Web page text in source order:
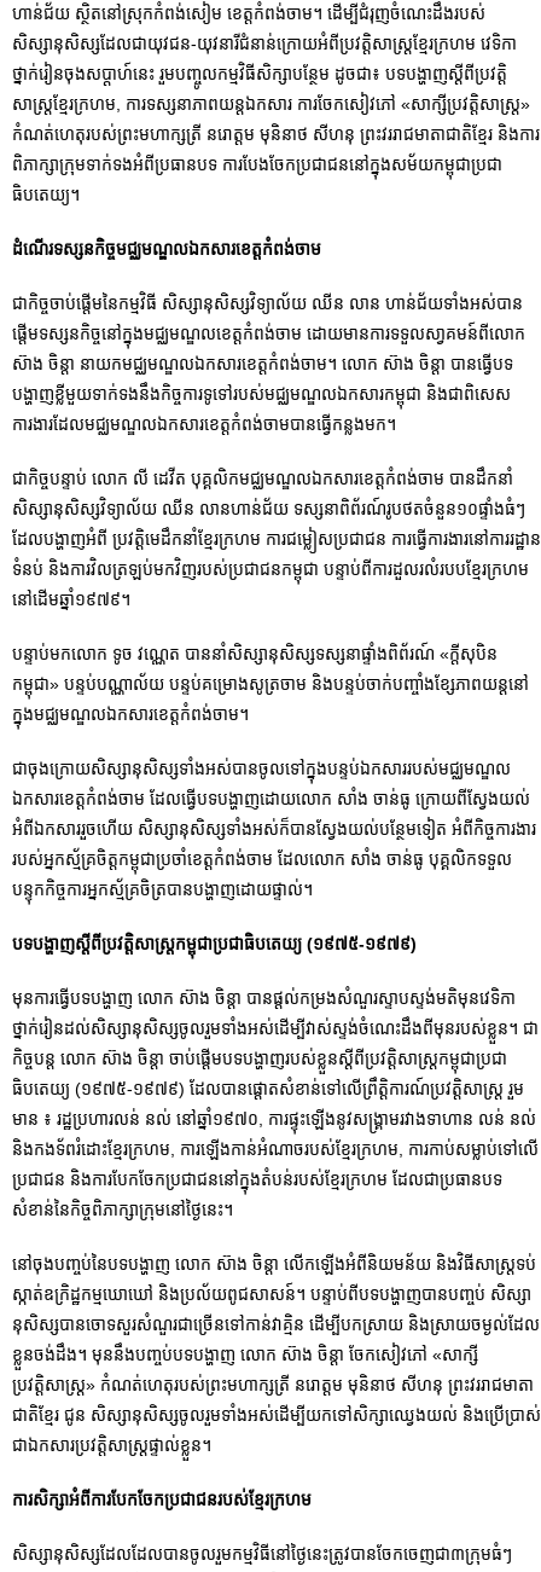
ហាន់ជ័យ ស្ថិតនៅស្រុកកំពង់សៀម ខេត្តកំពង់ចាម។ ដើម្បីជំរុញចំណេះដឹងរបស់
សិស្សានុសិស្សដែលជាយុវជន-យុវនារីជំនាន់ក្រោយអំពីប្រវត្តិសាស្រ្តខ្មែរក្រហម វេទិកា
ថ្នាក់រៀនចុងសប្ដាហ៍នេះ រួមបញ្ចូលកម្មវិធីសិក្សាបន្ថែម ដូចជា៖ បទបង្ហាញស្ដីពីប្រវត្តិ
សាស្រ្តខ្មែរក្រហម, ការទស្សនាភាពយន្តឯកសារ ការចែកសៀវភៅ «សាក្សីប្រវត្តិសាស្ត្រ»
កំណត់ហេតុរបស់ព្រះមហាក្សត្រី នរោត្តម មុនិនាថ សីហនុ ព្រះវររាជមាតាជាតិខ្មែរ និងការ
ពិភាក្សាក្រុមទាក់ទងអំពីប្រធានបទ ការបែងចែកប្រជាជននៅក្នុងសម័យកម្ពុជាប្រជា
ធិបតេយ្យ។
ដំណើរទស្សនកិច្ចមជ្ឈមណ្ឌលឯកសារខេត្តកំពង់ចាម
ជាកិច្ចចាប់ផ្តើមនៃកម្មវិធី សិស្សានុសិស្សវិទ្យាល័យ ឈីន លាន ហាន់ជ័យទាំងអស់បាន
ផ្តើមទស្សនកិច្ចនៅក្នុងមជ្ឈមណ្ឌលខេត្តកំពង់ចាម ដោយមានការទទួលសា្វគមន៍ពីលោក
ស៊ាង ចិន្តា នាយកមជ្ឈមណ្ឌលឯកសារខេត្តកំពង់ចាម។ លោក ស៊ាង ចិន្តា បានធ្វើបទ
បង្ហាញខ្លីមួយទាក់ទងនឹងកិច្ចការទូទៅរបស់មជ្ឈមណ្ឌលឯកសារកម្ពុជា និងជាពិសេស
ការងារដែលមជ្ឈ​មណ្ឌលឯកសារខេត្តកំពង់ចាមបានធ្វើកន្លងមក។
ជាកិច្ចបន្ទាប់ លោក លី ដេវីត បុគ្គលិកមជ្ឈមណ្ឌលឯកសារខេត្តកំពង់ចាម បានដឹកនាំ
សិស្សានុសិស្សវិទ្យាល័យ ឈីន លានហាន់ជ័យ ទស្សនាពិព័រណ៍រូបថតចំនួន១០ផ្ទាំងធំៗ
ដែលបង្ហាញអំពី ប្រវត្តិមេដឹកនាំខ្មែរក្រហម ការជម្លៀសប្រជាជន ការធ្វើការងារនៅការរដ្ឋាន
ទំនប់ និងការវិលត្រឡប់មកវិញរបស់ប្រជាជនកម្ពុជា បន្ទាប់ពីការដួលរលំរបបខ្មែរក្រហម
នៅដើមឆ្នាំ១៩៧៩។
បន្ទាប់មកលោក ទូច វណ្ណេត បាននាំសិស្សានុសិស្សទស្សនាផ្ទាំងពិព័រណ៍ «ក្តីសុបិន
កម្ពុជា» បន្ទប់បណ្ណាល័យ បន្ទប់គម្រោងសូត្រចាម និងបន្ទប់ចាក់បញ្ចាំងខ្សែភាពយន្តនៅ
ក្នុងមជ្ឈ​មណ្ឌលឯកសារខេត្តកំពង់ចាម។
ជាចុងក្រោយសិស្សានុសិស្សទាំងអស់បានចូលទៅក្នុងបន្ទប់ឯកសាររបស់មជ្ឈមណ្ឌល
ឯកសារខេត្តកំពង់ចាម ដែលធ្វើបទបង្ហាញដោយលោក សាំង ចាន់ធូ ក្រោយពីស្វែងយល់
អំពីឯកសាររួចហើយ សិស្សានុសិស្សទាំងអស់ក៏បានស្វែងយល់បន្ថែមទៀត អំពីកិច្ចការងារ
របស់អ្នកស្ម័គ្រចិត្តកម្ពុជាប្រចាំខេត្តកំពង់ចាម ដែលលោក សាំង ចាន់ធូ បុគ្គលិកទទួល
បន្ទុកកិច្ចការអ្នកស្ម័គ្រចិត្របានបង្ហាញដោយផ្ទាល់។
បទបង្ហាញស្ដីពីប្រវត្តិសាស្ត្រកម្ពុជាប្រជាធិបតេយ្យ (១៩៧៥-១៩៧៩)
មុនការធ្វើបទបង្ហាញ លោក ស៊ាង ចិន្ដា បានផ្ដល់កម្រងសំណួរស្ទាបស្ទង់មតិមុនវេទិកា
ថ្នាក់រៀនដល់សិស្សានុសិស្សចូលរួមទាំងអស់ដើម្បីវាស់ស្ទង់ចំណេះដឹងពីមុនរបស់ខ្លួន។ ជា
កិច្ចបន្ត លោក ស៊ាង ចិន្ដា ចាប់ផ្ដើមបទបង្ហាញរបស់ខ្លួនស្ដីពីប្រវត្តិសាស្ត្រកម្ពុជាប្រជា
ធិបតេយ្យ (១៩៧៥-១៩៧៩) ដែលបានផ្ដោតសំខាន់ទៅលើព្រឹត្តិការណ៍ប្រវត្តិសាស្រ្ត រួម
មាន ៖ រដ្ឋប្រហារលន់ នល់ នៅឆ្នាំ១៩៧០, ការផ្ទុះឡើងនូវសង្រ្គាមរវាងទាហាន លន់ នល់
និងកងទ័ពរំដោះខ្មែរក្រហម, ការឡើងកាន់អំណាចរបស់ខ្មែរក្រហម, ការកាប់សម្លាប់ទៅលើ
ប្រជាជន និងការបែកចែកប្រជាជននៅក្នុងតំបន់របស់ខ្មែរក្រហម ដែលជាប្រធានបទ
សំខាន់នៃកិច្ចពិភាក្សាក្រុមនៅថ្ងៃនេះ។
នៅចុងបញ្ចប់នៃបទបង្ហាញ លោក ស៊ាង ចិន្ដា លើកឡើងអំពីនិយមន័យ និងវិធីសាស្រ្តទប់
ស្កាត់ឧក្រិដ្ឋកម្មឃោឃៅ និងប្រល័យពូជសាសន៍។ បន្ទាប់ពីបទបង្ហាញបានបញ្ចប់ សិស្សា​
នុសិស្សបានចោទសួរសំណួរជាច្រើនទៅកាន់វាគ្មិន ដើម្បីបកស្រាយ និងស្រាយចម្ងល់ដែល
ខ្លួនចង់ដឹង។ មុននឹងបញ្ចប់បទបង្ហាញ លោក ស៊ាង ចិន្ដា ចែកសៀវភៅ «សាក្សី
ប្រវត្តិសាស្ត្រ» កំណត់ហេតុរបស់ព្រះមហាក្សត្រី នរោត្តម មុនិនាថ សីហនុ ព្រះវររាជមាតា
ជាតិខ្មែរ ជូន សិស្សានុសិស្សចូលរួមទាំងអស់ដើម្បីយកទៅសិក្សាឈ្វេងយល់ និងប្រើប្រាស់
ជាឯកសារប្រវតិ្តសាស្រ្តផ្ទាល់ខ្លួន។
ការសិក្សាអំពីការបែកចែកប្រជាជនរបស់ខ្មែរក្រហម
សិស្សានុសិស្សដែលដែលបានចូលរួមកម្មវិធីនៅថ្ងៃនេះត្រូវបានចែកចេញជា៣ក្រុមធំៗ